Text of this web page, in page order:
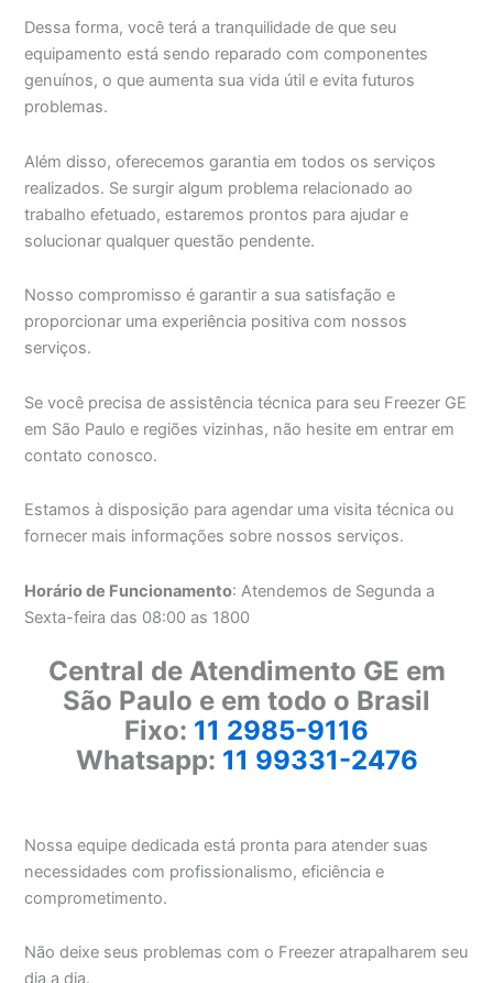
Dessa forma, você terá a tranquilidade de que seu
equipamento está sendo reparado com componentes
genuínos, o que aumenta sua vida útil e evita futuros
problemas.
Além disso, oferecemos garantia em todos os serviços
realizados. Se surgir algum problema relacionado ao
trabalho efetuado, estaremos prontos para ajudar e
solucionar qualquer questão pendente.
Nosso compromisso é garantir a sua satisfação e
proporcionar uma experiência positiva com nossos
serviços.
Se você precisa de assistência técnica para seu Freezer GE
em São Paulo e regiões vizinhas, não hesite em entrar em
contato conosco.
Estamos à disposição para agendar uma visita técnica ou
fornecer mais informações sobre nossos serviços.
Horário de Funcionamento: Atendemos de Segunda a
Sexta-feira das 08:00 as 1800
Central de Atendimento GE em
São Paulo e em todo o Brasil
Fixo: 11 2985-9116
Whatsapp: 11 99331-2476
Nossa equipe dedicada está pronta para atender suas
necessidades com profissionalismo, eficiência e
comprometimento.
Não deixe seus problemas com o Freezer atrapalharem seu
dia a dia.